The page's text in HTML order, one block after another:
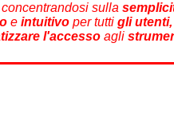
sulla
e intuitivo per tutti gli utenti,
l'accesso agli